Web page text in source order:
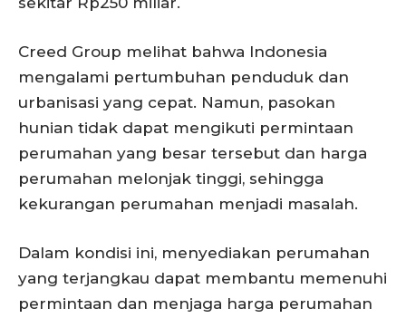
Creed Group melihat bahwa Indonesia
mengalami pertumbuhan penduduk dan
urbanisasi yang cepat. Namun, pasokan
hunian tidak dapat mengikuti permintaan
perumahan yang besar tersebut dan harga
perumahan melonjak tinggi, sehingga
kekurangan perumahan menjadi masalah.
Dalam kondisi ini, menyediakan perumahan
yang terjangkau dapat membantu memenuhi
permintaan dan menjaga harga perumahan